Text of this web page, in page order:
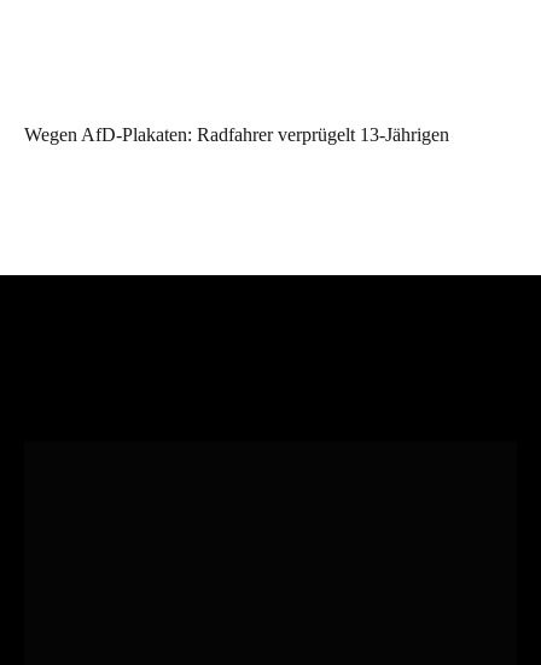
Wegen AfD-Plakaten: Radfahrer verprügelt 13-Jährigen